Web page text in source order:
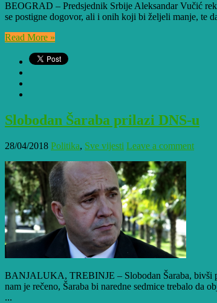
BEOGRAD – Predsjednik Srbije Aleksandar Vučić
se postigne dogovor, ali i onih koji bi željeli manje, te
Read More »
Slobodan Šaraba prilazi DNS-u
28/04/2018 Politika, Sve vijesti Leave a comment
BANJALUKA, TREBINJE – Slobodan Šaraba, bivši
nam je rečeno, Šaraba bi naredne sedmice trebalo da
...